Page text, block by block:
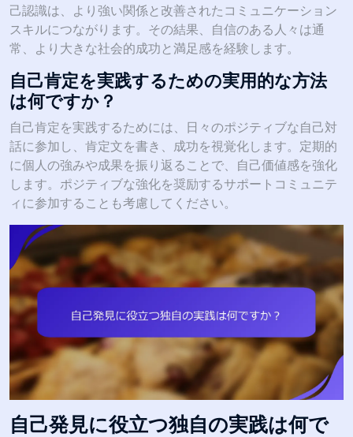
己認識は、より強い関係と改善されたコミュニケーション
スキルにつながります。その結果、自信のある人々は通
常、より大きな社会的成功と満足感を経験します。
自己肯定を実践するための実用的な方法
は何ですか？
自己肯定を実践するためには、日々のポジティブな自己対
話に参加し、肯定文を書き、成功を視覚化します。定期的
に個人の強みや成果を振り返ることで、自己価値感を強化
します。ポジティブな強化を奨励するサポートコミュニテ
ィに参加することも考慮してください。
自己発見に役立つ独自の実践は何で